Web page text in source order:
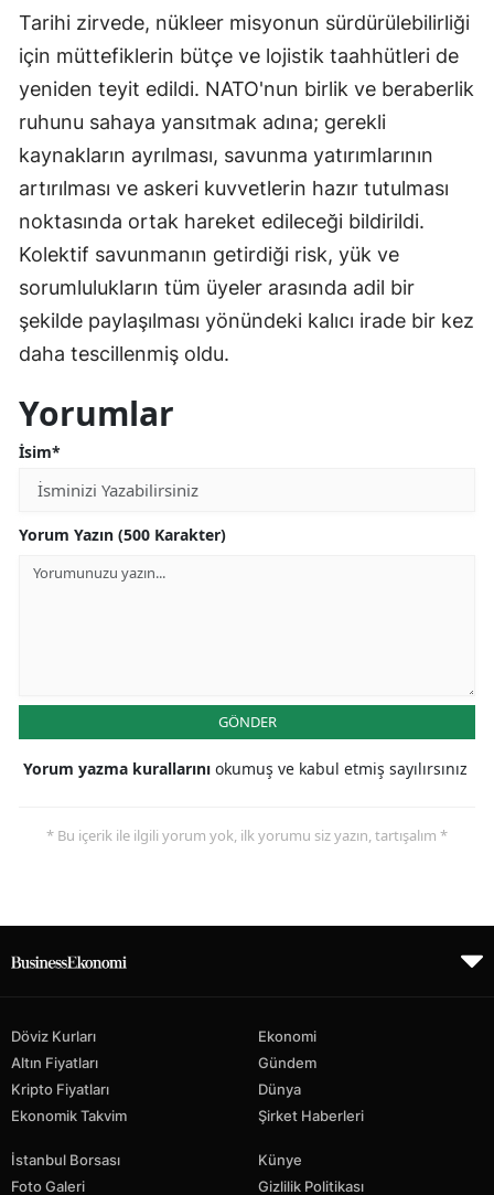
Tarihi zirvede, nükleer misyonun sürdürülebilirliği
için müttefiklerin bütçe ve lojistik taahhütleri de
yeniden teyit edildi. NATO'nun birlik ve beraberlik
ruhunu sahaya yansıtmak adına; gerekli
kaynakların ayrılması, savunma yatırımlarının
artırılması ve askeri kuvvetlerin hazır tutulması
noktasında ortak hareket edileceği bildirildi.
Kolektif savunmanın getirdiği risk, yük ve
sorumlulukların tüm üyeler arasında adil bir
şekilde paylaşılması yönündeki kalıcı irade bir kez
daha tescillenmiş oldu.
Yorumlar
İsim*
Yorum Yazın (500 Karakter)
GÖNDER
Yorum yazma kurallarını okumuş ve kabul etmiş sayılırsınız
* Bu içerik ile ilgili yorum yok, ilk yorumu siz yazın, tartışalım *
Döviz Kurları
Altın Fiyatları
Kripto Fiyatları
Ekonomik Takvim
Ekonomi
Gündem
Dünya
Şirket Haberleri
İstanbul Borsası
Foto Galeri
Künye
Gizlilik Politikası